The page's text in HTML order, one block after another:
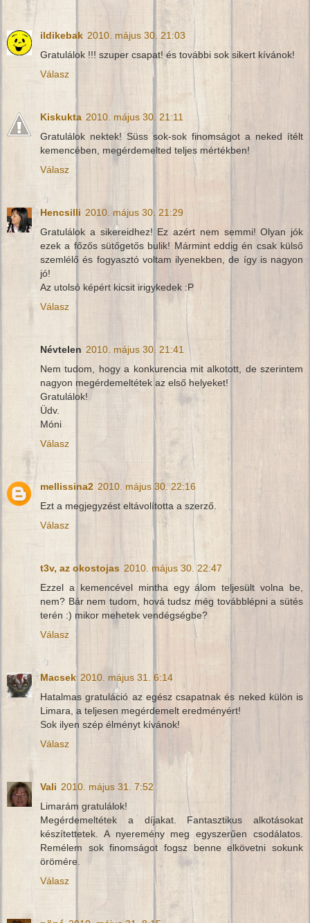
ildikebak 2010. május 30. 21:03
Gratulálok !!! szuper csapat! és további sok sikert kívánok!
Válasz
Kiskukta 2010. május 30. 21:11
Gratulálok nektek! Süss sok-sok finomságot a neked ítélt
kemencében, megérdemelted teljes mértékben!
Válasz
Hencsilli 2010. május 30. 21:29
Gratulálok a sikereidhez! Ez azért nem semmi! Olyan jók
ezek a főzős sütőgetős bulik! Mármint eddig én csak külső
szemlélő és fogyasztó voltam ilyenekben, de így is nagyon
jó!
Az utolsó képért kicsit irigykedek :P
Válasz
Névtelen 2010. május 30. 21:41
Nem tudom, hogy a konkurencia mit alkotott, de szerintem
nagyon megérdemeltétek az első helyeket!
Gratulálok!
Üdv.
Móni
Válasz
mellissina2 2010. május 30. 22:16
Ezt a megjegyzést eltávolította a szerző.
Válasz
t3v, az okostojas 2010. május 30. 22:47
Ezzel a kemencével mintha egy álom teljesült volna be,
nem? Bár nem tudom, hová tudsz még továbblépni a sütés
terén :) mikor mehetek vendégségbe?
Válasz
Macsek 2010. május 31. 6:14
Hatalmas gratuláció az egész csapatnak és neked külön is
Limara, a teljesen megérdemelt eredményért!
Sok ilyen szép élményt kívánok!
Válasz
Vali 2010. május 31. 7:52
Limarám gratulálok!
Megérdemeltétek a díjakat. Fantasztikus alkotásokat
készítettetek. A nyeremény meg egyszerűen csodálatos.
Remélem sok finomságot fogsz benne elkövetni sokunk
örömére.
Válasz